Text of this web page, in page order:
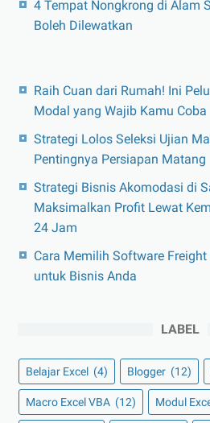
4 Tempat Nongkrong di Alam
Boleh Dilewatkan
Raih Cuan dari Rumah! Ini
Modal yang Wajib Kamu Coba
Strategi Lolos Seleksi Ujian
Pentingnya Persiapan Matang
Strategi Bisnis Akomodasi di
Maksimalkan Profit Lewat
24 Jam
Cara Memilih Software
untuk Bisnis Anda
LABEL
Belajar Excel (4) Blogger (12)
Macro Excel VBA (12) Modul